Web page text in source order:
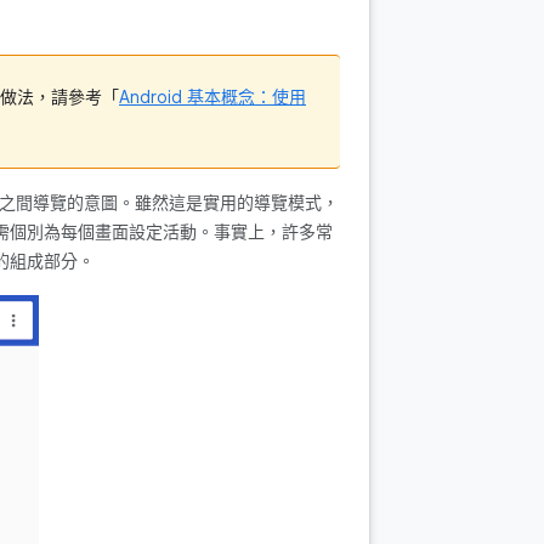
法，請參考「Android 基本概念：使用
間導覽的意圖。雖然這是實用的導覽模式，
別為每個畫面設定活動。事實上，許多常
組成部分。